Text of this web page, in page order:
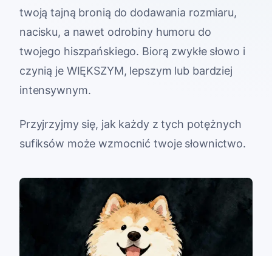
twoją tajną bronią do dodawania rozmiaru,
nacisku, a nawet odrobiny humoru do
twojego hiszpańskiego. Biorą zwykłe słowo i
czynią je WIĘKSZYM, lepszym lub bardziej
intensywnym.
Przyjrzyjmy się, jak każdy z tych potężnych
sufiksów może wzmocnić twoje słownictwo.